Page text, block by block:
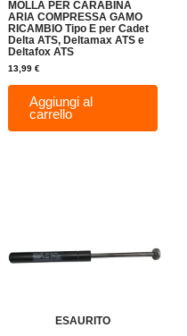
MOLLA PER CARABINA
ARIA COMPRESSA GAMO
RICAMBIO Tipo E per Cadet
Delta ATS, Deltamax ATS e
Deltafox ATS
13,99€
Aggiungi al
carrello
ESAURITO